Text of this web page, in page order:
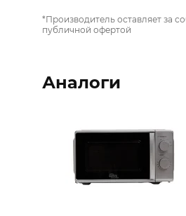
*Производитель оставляет за
публичной офертой
Аналоги